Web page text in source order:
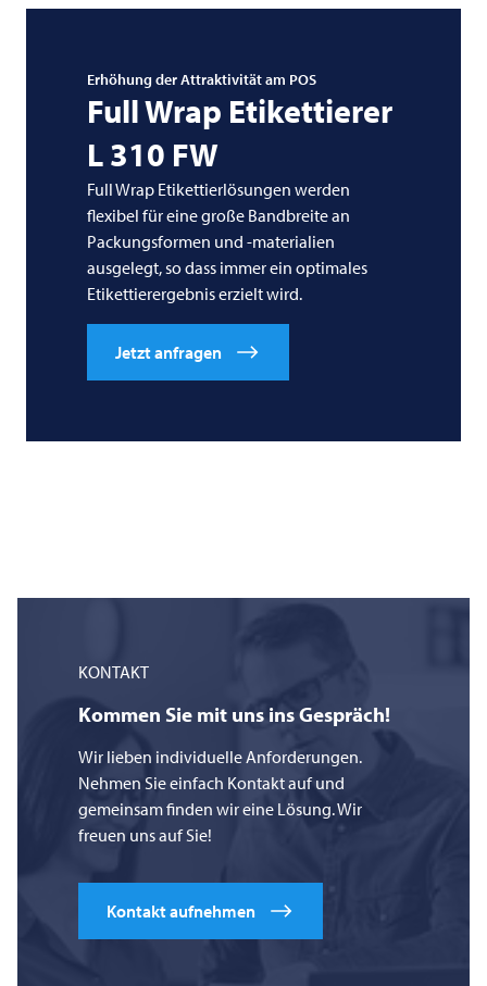
Erhöhung der Attraktivität am POS
Full Wrap Etikettierer
L 310 FW
Full Wrap Etikettierlösungen werden
flexibel für eine große Bandbreite an
Packungsformen und -materialien
ausgelegt, so dass immer ein optimales
Etikettierergebnis erzielt wird.
Jetzt anfragen
KONTAKT
Kommen Sie mit uns ins Gespräch!
Wir lieben individuelle Anforderungen.
Nehmen Sie einfach Kontakt auf und
gemeinsam finden wir eine Lösung. Wir
freuen uns auf Sie!
Kontakt aufnehmen